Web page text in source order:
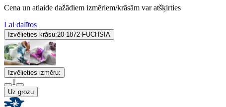
Cena un atlaide dažādiem izmēriem/krāsām var atšķirties
Lai dalītos
Izvēlieties krāsu:20-1872-FUCHSIA
Izvēlieties izmēru:
1
Uz grozu